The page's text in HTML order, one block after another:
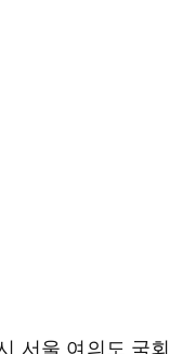
서울 여의도 국회